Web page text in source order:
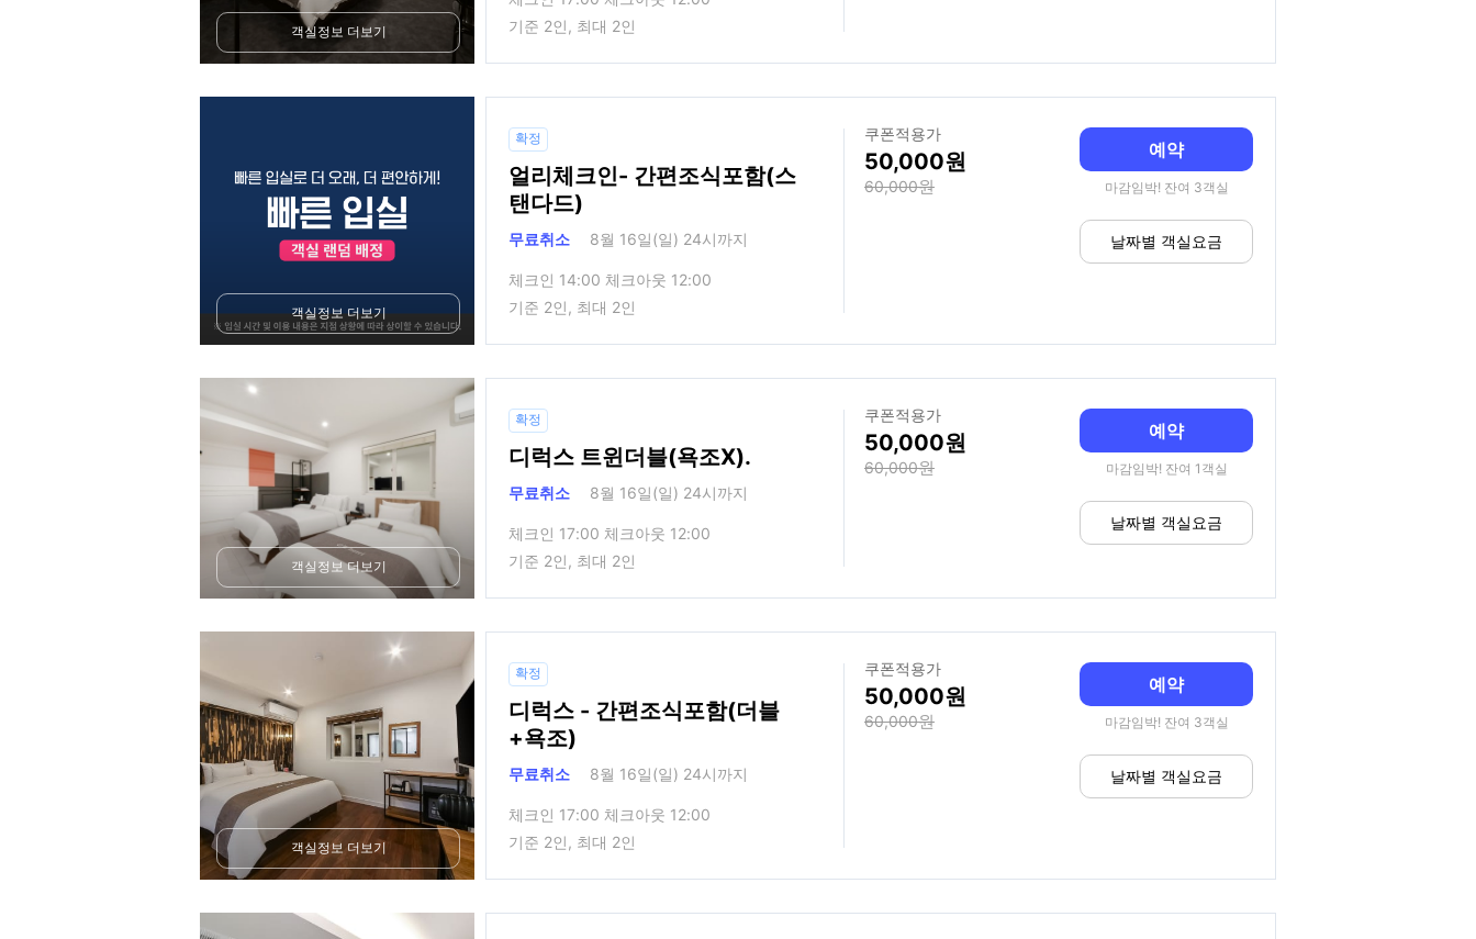
객실정보 더보기
기준 2인, 최대 2인
객실정보 더보기
확정
얼리체크인- 간편조식포함(스
탠다드)
무료취소 8월 16일(일) 24시까지
체크인 14:00 체크아웃 12:00
기준 2인, 최대 2인
쿠폰적용가
50,000
60,000
예약
마감임박! 잔여 3객실
날짜별 객실요금
객실정보 더보기
확정
디럭스 트윈더블(욕조X).
무료취소 8월 16일(일) 24시까지
체크인 17:00 체크아웃 12:00
기준 2인, 최대 2인
쿠폰적용가
50,000
60,000
예약
마감임박! 잔여 1객실
날짜별 객실요금
객실정보 더보기
확정
디럭스 - 간편조식포함(더블
+욕조)
무료취소 8월 16일(일) 24시까지
체크인 17:00 체크아웃 12:00
기준 2인, 최대 2인
쿠폰적용가
50,000
60,000
예약
마감임박! 잔여 3객실
날짜별 객실요금